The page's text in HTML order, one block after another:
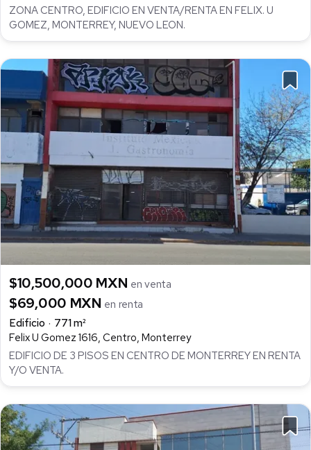
ZONA CENTRO, EDIFICIO EN VENTA/RENTA EN FELIX. U
GOMEZ, MONTERREY, NUEVO LEON.
$10,500,000 MXN en venta
$69,000 MXN en renta
Edificio
771 m²
Felix U Gomez 1616, Centro, Monterrey
EDIFICIO DE 3 PISOS EN CENTRO DE MONTERREY EN RENTA
Y/O VENTA.